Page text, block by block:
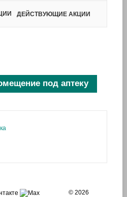
ДЕЙСТВУЮЩИЕ АКЦИИ
под аптеку
© 2026